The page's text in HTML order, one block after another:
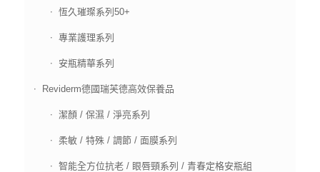
恆久璀璨系列50+
專業護理系列
安瓶精華系列
Reviderm德國瑞芙德高效保養品
潔顏 / 保濕 / 淨亮系列
柔敏 / 特殊 / 調節 / 面膜系列
智能全方位抗老 / 眼唇頸系列 / 青春定格安瓶組